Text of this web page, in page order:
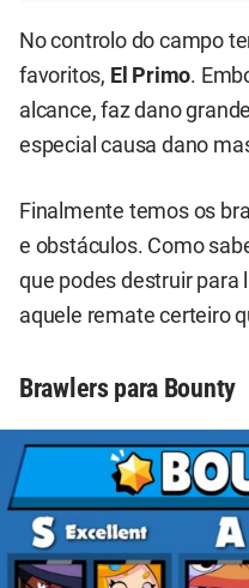
No controlo do campo
favoritos, El Primo.
alcance, faz dano
especial causa dano
Finalmente temos os
e obstáculos. Como
que podes destruir para
aquele remate certeiro
Brawlers para Bounty